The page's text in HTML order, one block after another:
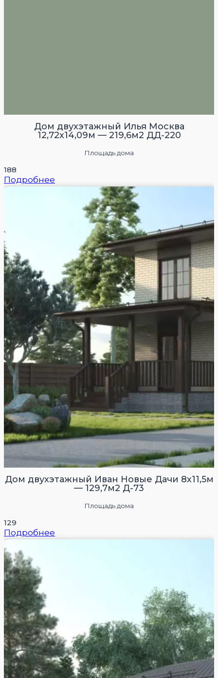
Дом двухэтажный Илья Москва
12,72х14,09м — 219,6м2 ДД-220
Площадь дома
188
Подробнее
Дом двухэтажный Иван Новые Дачи 8х11,5м
— 129,7м2 Д-73
Площадь дома
129
Подробнее